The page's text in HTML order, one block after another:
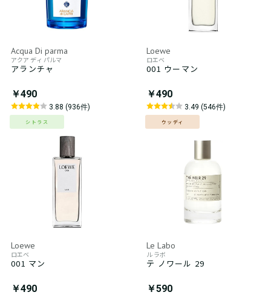
Acqua Di parma
アクア ディ パルマ
アランチャ
￥490
3.88 (936件)
シトラス
Loewe
ロエベ
001 ウーマン
￥490
3.49 (546件)
ウッディ
Loewe
ロエベ
001 マン
￥490
Le Labo
ル ラボ
テ ノワール 29
￥590